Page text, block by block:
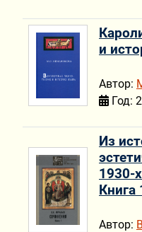
и
Автор:
Год:
Из
1930-
Книга
Автор: